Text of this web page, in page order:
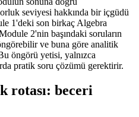
seviyesi hakkında bir içgüdü
1'deki son birkaç Algebra
2'nin başındaki soruların
ve buna göre analitik
öngörü yetisi, yalnızca
pratik soru çözümü gerektirir.
rotası: beceri